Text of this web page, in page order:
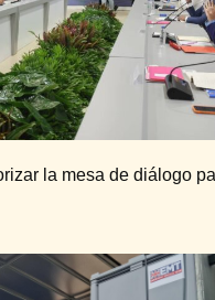
la mesa de diálogo